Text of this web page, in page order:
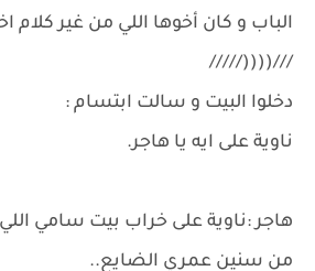
الباب و كان أخوها اللي من غير
///((((/////
دخلوا البيت و سالت ابتسام :
ناوية على ايه يا هاجر.
هاجر :ناوية على خراب بيت سامي اللي
من سنين عمري الضايع..